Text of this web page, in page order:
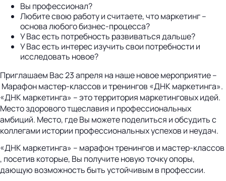
Вы профессионал?
Любите свою работу и считаете, что маркетинг –
основа любого бизнес-процесса?
У Вас есть потребность развиваться дальше?
У Вас есть интерес изучить свои потребности и
исследовать новое?
Приглашаем Вас 23 апреля на наше новое мероприятие –
Марафон мастер-классов и тренингов «ДНК маркетинга».
«ДНК маркетинга» – это территория маркетинговых идей.
Место здорового тщеславия и профессиональных
амбиций. Место, где Вы можете поделиться и обсудить с
коллегами истории профессиональных успехов и неудач.
«ДНК маркетинга» – марафон тренингов и мастер-классов
, посетив которые, Вы получите новую точку опоры,
дающую возможность быть устойчивым в профессии.